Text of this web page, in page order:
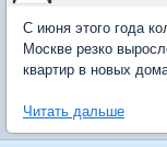
С июня этого года
Москве резко
квартир в новых
Читать дальше